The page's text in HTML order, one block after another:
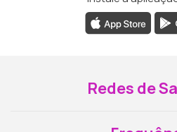
Redes de